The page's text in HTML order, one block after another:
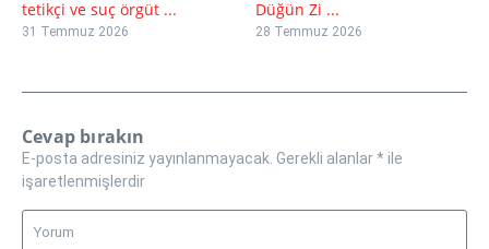
tetikçi ve suç örgüt ...
31 Temmuz 2026
Düğün Zi ...
28 Temmuz 2026
Cevap bırakın
E-posta adresiniz yayınlanmayacak. Gerekli alanlar*ile
işaretlenmişlerdir